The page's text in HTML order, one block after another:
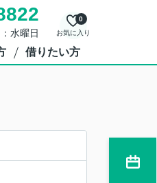
水曜日 お気に入り
0
借りたい方